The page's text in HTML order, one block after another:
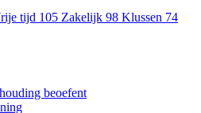
tijd 105 Zakelijk 98 Klussen 74